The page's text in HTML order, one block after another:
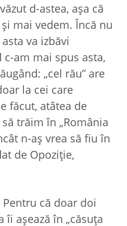
d-astea, aşa că
mai vedem. Încă nu
va izbăvi
c-am mai spus asta,
„cel rău” are
la cei care
făcut, atâtea de
trăim în „România
n-aş vrea să fiu în
de Opoziţie,
că doar doi
îi aşează în „căsuţa